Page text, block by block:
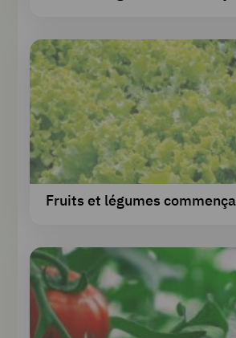
Fruits et légumes